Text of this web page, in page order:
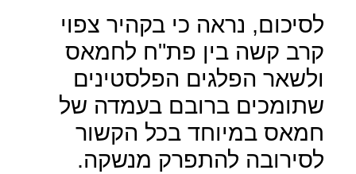
לסיכום, נראה כי בקהיר צפוי
קרב קשה בין פת"ח לחמאס
ולשאר הפלגים הפלסטינים
שתומכים ברובם בעמדה של
חמאס במיוחד בכל הקשור
לסירובה להתפרק מנשקה.